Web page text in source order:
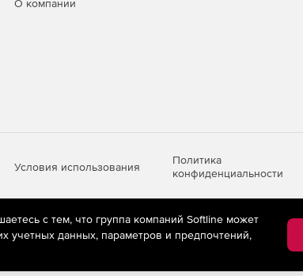
О компании
Условия использования
Политика
конфиденциальности
(информационные технологии
сети «Интернет», находящихся на территории
с тем, что группа компаний Softline может
учетных данных, параметров и предпочтений,